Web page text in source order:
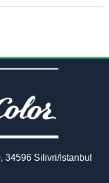
34596 Silivri/İstanbul